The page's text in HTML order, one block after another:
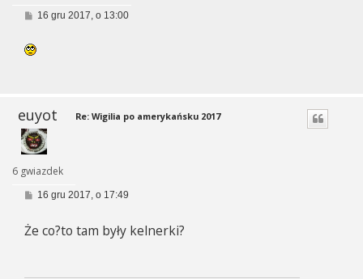
P
t
16 gru 2017, o 13:00
euyot
6 gwiazdek
Re: Wigilia po amerykańsku 2017
P
t
16 gru 2017, o 17:49
Że co?to tam były kelnerki?